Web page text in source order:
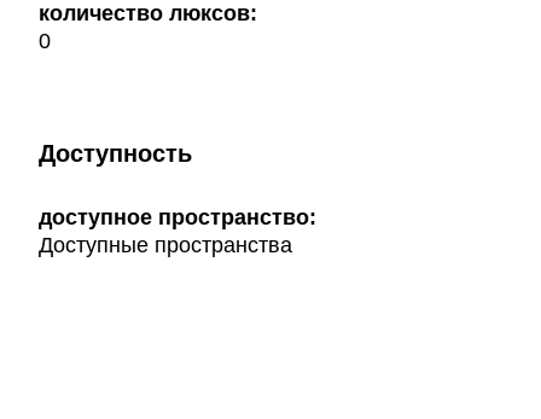
количество люксов:
0
Доступность
доступное пространство:
Доступные пространства